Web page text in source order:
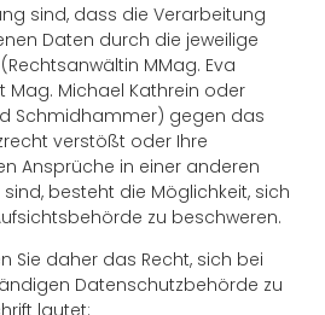
sind, dass die Verarbeitung
Daten durch die jeweilige
MMag. Eva
Mag. Michael Kathrein oder
Schmidhammer) gegen das
verstößt oder Ihre
Ansprüche in einer anderen
besteht die Möglichkeit, sich
zu beschweren.
Sie daher das Recht, sich bei
Datenschutzbehörde zu